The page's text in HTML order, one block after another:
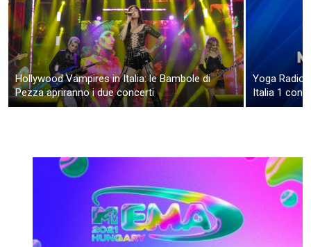
Hollywood Vampires in Italia: le Bambole di
Pezza apriranno i due concerti
Yoga Radio
Italia 1 con